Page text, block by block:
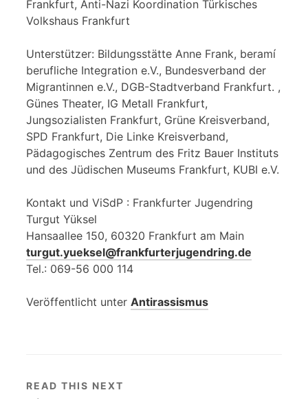
Frankfurt, Anti-Nazi Koordination Türkisches
Volkshaus Frankfurt
Unterstützer: Bildungsstätte Anne Frank, beramí
berufliche Integration e.V., Bundesverband der
Migrantinnen e.V., DGB-Stadtverband Frankfurt. ,
Günes Theater, IG Metall Frankfurt,
Jungsozialisten Frankfurt, Grüne Kreisverband,
SPD Frankfurt, Die Linke Kreisverband,
Pädagogisches Zentrum des Fritz Bauer Instituts
und des Jüdischen Museums Frankfurt, KUBI e.V.
Kontakt und ViSdP : Frankfurter Jugendring
Turgut Yüksel
Hansaallee 150, 60320 Frankfurt am Main
turgut.yueksel@frankfurterjugendring.de
Tel.: 069-56 000 114
Veröffentlicht unter Antirassismus
READ THIS NEXT